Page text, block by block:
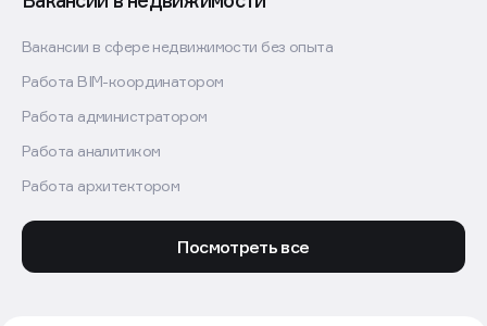
Работа BIM-координатором
Работа администратором
Работа аналитиком
Работа архитектором
Посмотреть все